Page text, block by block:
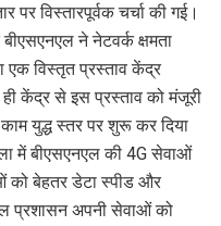
पर विस्तारपूर्वक चर्चा की गई।
ने नेटवर्क क्षमता
एक विस्तृत प्रस्ताव केंद्र
केंद्र से इस प्रस्ताव को मंजूरी
युद्ध स्तर पर शुरू कर दिया
में बीएसएनएल की 4G सेवाओं
को बेहतर डेटा स्पीड और
प्रशासन अपनी सेवाओं को